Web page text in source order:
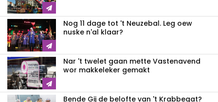
Nog 11 dage tot 't Neuzebal. Leg oew
nuske n'al klaar?
Nar 't twelet gaan mette Vastenavend
wor makkeleker gemakt
Bende Gij de belofte van 't Krabbegat?